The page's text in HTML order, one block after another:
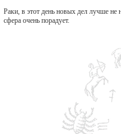
Раки, в этот день новых дел лучше не
сфера очень порадует.